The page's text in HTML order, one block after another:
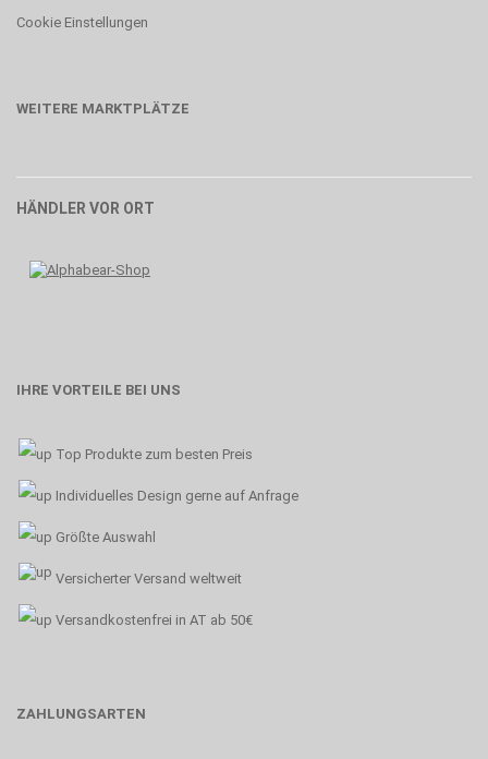
Cookie Einstellungen
WEITERE MARKTPLÄTZE
HÄNDLER VOR ORT
IHRE VORTEILE BEI UNS
Top Produkte zum besten Preis
Individuelles Design gerne auf Anfrage
Größte Auswahl
Versicherter Versand weltweit
Versandkostenfrei in AT ab 50€
ZAHLUNGSARTEN